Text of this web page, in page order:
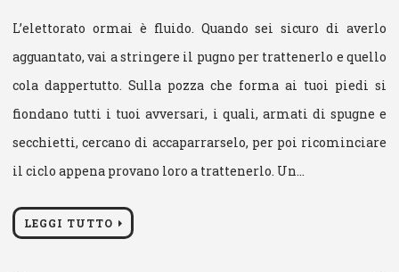
L’elettorato ormai è fluido. Quando sei sicuro di averlo
agguantato, vai a stringere il pugno per trattenerlo e quello
cola dappertutto. Sulla pozza che forma ai tuoi piedi si
fiondano tutti i tuoi avversari, i quali, armati di spugne e
secchietti, cercano di accaparrarselo, per poi ricominciare
il ciclo appena provano loro a trattenerlo. Un…
LEGGI TUTTO